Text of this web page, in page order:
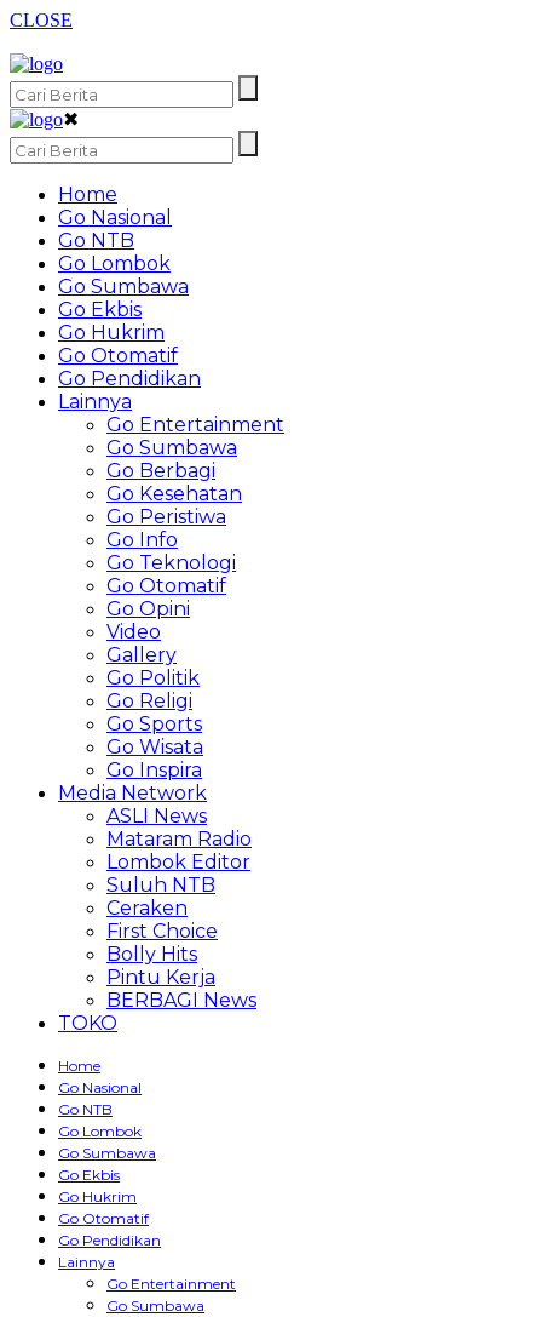
CLOSE
✖
Home
Go Nasional
Go NTB
Go Lombok
Go Sumbawa
Go Ekbis
Go Hukrim
Go Otomatif
Go Pendidikan
Lainnya
Go Entertainment
Go Sumbawa
Go Berbagi
Go Kesehatan
Go Peristiwa
Go Info
Go Teknologi
Go Otomatif
Go Opini
Video
Gallery
Go Politik
Go Religi
Go Sports
Go Wisata
Go Inspira
Media Network
ASLI News
Mataram Radio
Lombok Editor
Suluh NTB
Ceraken
First Choice
Bolly Hits
Pintu Kerja
BERBAGI News
TOKO
Home
Go Nasional
Go NTB
Go Lombok
Go Sumbawa
Go Ekbis
Go Hukrim
Go Otomatif
Go Pendidikan
Lainnya
Go Entertainment
Go Sumbawa